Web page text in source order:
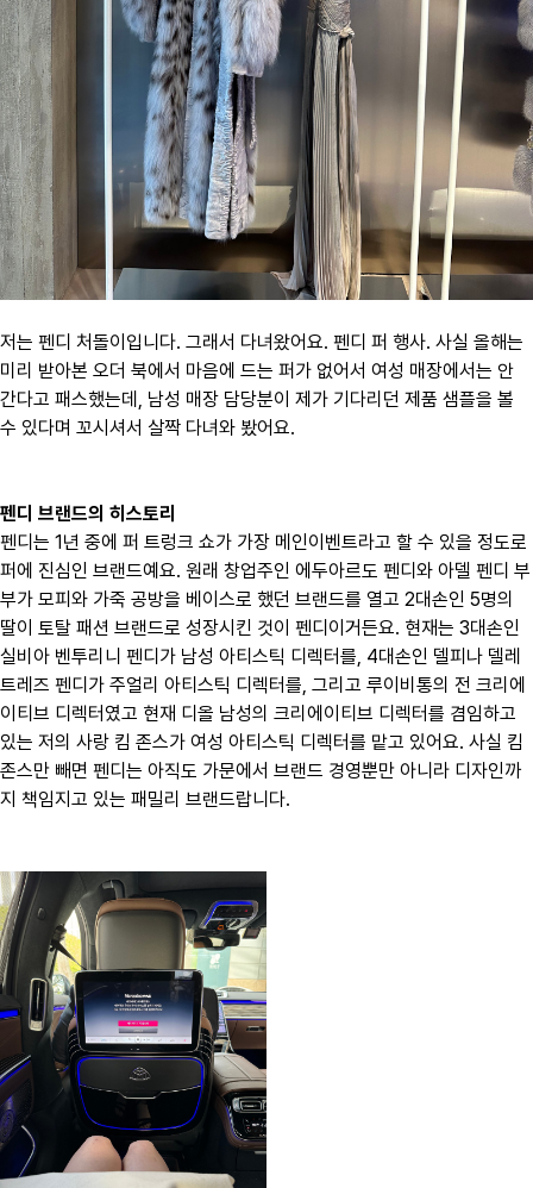
저는 펜디 처돌이입니다. 그래서 다녀왔어요. 펜디 퍼 행사. 사실 올해는
미리 받아본 오더 북에서 마음에 드는 퍼가 없어서 여성 매장에서는 안
간다고 패스했는데, 남성 매장 담당분이 제가 기다리던 제품 샘플을 볼
수 있다며 꼬시셔서 살짝 다녀와 봤어요.
펜디 브랜드의 히스토리
펜디는 1년 중에 퍼 트렁크 쇼가 가장 메인이벤트라고 할 수 있을 정도로
퍼에 진심인 브랜드예요. 원래 창업주인 에두아르도 펜디와 아델 펜디 부
부가 모피와 가죽 공방을 베이스로 했던 브랜드를 열고 2대손인 5명의
딸이 토탈 패션 브랜드로 성장시킨 것이 펜디이거든요. 현재는 3대손인
실비아 벤투리니 펜디가 남성 아티스틱 디렉터를, 4대손인 델피나 델레
트레즈 펜디가 주얼리 아티스틱 디렉터를, 그리고 루이비통의 전 크리에
이티브 디렉터였고 현재 디올 남성의 크리에이티브 디렉터를 겸임하고
있는 저의 사랑 킴 존스가 여성 아티스틱 디렉터를 맡고 있어요. 사실 킴
존스만 빼면 펜디는 아직도 가문에서 브랜드 경영뿐만 아니라 디자인까
지 책임지고 있는 패밀리 브랜드랍니다.